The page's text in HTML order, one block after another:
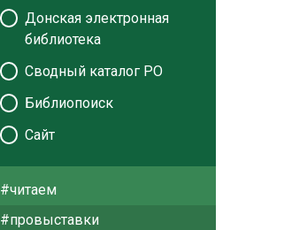
Донская электронная
библиотека
Сводный каталог РО
Библиопоиск
Сайт
#читаем
#провыставки